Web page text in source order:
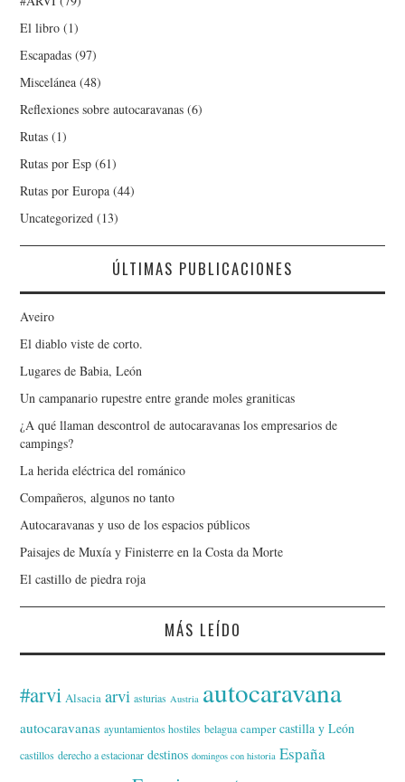
El libro (1)
Escapadas (97)
Miscelánea (48)
Reflexiones sobre autocaravanas (6)
Rutas (1)
Rutas por Esp (61)
Rutas por Europa (44)
Uncategorized (13)
ÚLTIMAS PUBLICACIONES
Aveiro
El diablo viste de corto.
Lugares de Babia, León
Un campanario rupestre entre grande moles graniticas
¿A qué llaman descontrol de autocaravanas los empresarios de
campings?
La herida eléctrica del románico
Compañeros, algunos no tanto
Autocaravanas y uso de los espacios públicos
Paisajes de Muxía y Finisterre en la Costa da Morte
El castillo de piedra roja
MÁS LEÍDO
#arvi Alsacia arvi asturias Austria autocaravana
autocaravanas ayuntamientos hostiles belagua camper castilla y León
castillos derecho a estacionar destinos domingos con historia España